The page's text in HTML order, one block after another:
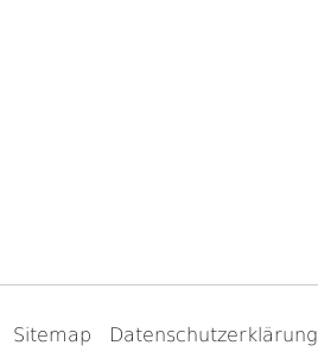
Sitemap Datenschutzerklärung